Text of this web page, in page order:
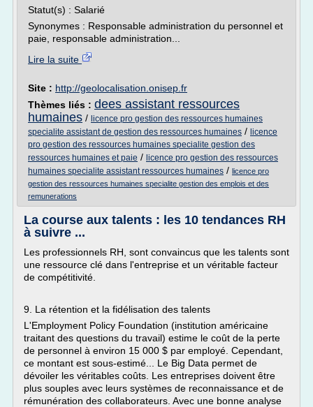
Statut(s) : Salarié
Synonymes : Responsable administration du personnel et
paie, responsable administration...
Lire la suite
Site : http://geolocalisation.onisep.fr
Thèmes liés : dees assistant ressources
humaines / licence pro gestion des ressources humaines
specialite assistant de gestion des ressources humaines / licence
pro gestion des ressources humaines specialite gestion des
ressources humaines et paie / licence pro gestion des ressources
humaines specialite assistant ressources humaines / licence pro
gestion des ressources humaines specialite gestion des emplois et des
remunerations
La course aux talents : les 10 tendances RH
à suivre ...
Les professionnels RH, sont convaincus que les talents sont
une ressource clé dans l'entreprise et un véritable facteur
de compétitivité.
9. La rétention et la fidélisation des talents
L'Employment Policy Foundation (institution américaine
traitant des questions du travail) estime le coût de la perte
de personnel à environ 15 000 $ par employé. Cependant,
ce montant est sous-estimé... Le Big Data permet de
dévoiler les véritables coûts. Les entreprises doivent être
plus souples avec leurs systèmes de reconnaissance et de
rémunération des collaborateurs. Avec une bonne analyse